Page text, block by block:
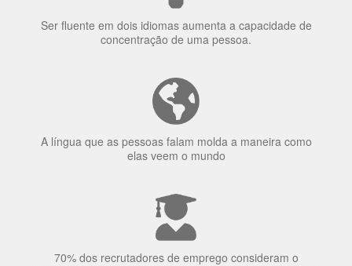
Ser fluente em dois idiomas aumenta a capacidade de
concentração de uma pessoa.
A língua que as pessoas falam molda a maneira como
elas veem o mundo